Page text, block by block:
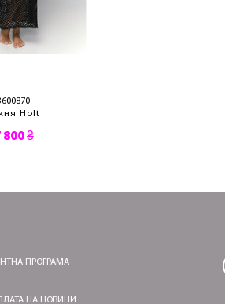
Holt
800 ₴
ПРОГРАМА
НА НОВИНИ